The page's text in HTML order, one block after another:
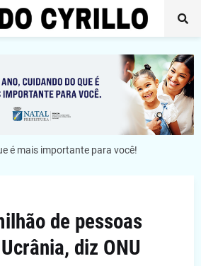
é mais importante para você!
de pessoas
diz ONU